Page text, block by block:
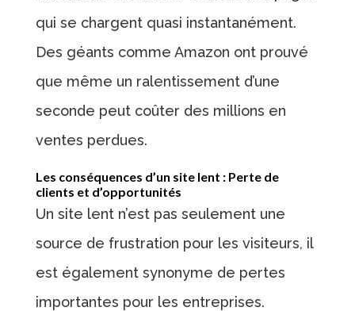
qui se chargent quasi instantanément.
Des géants comme Amazon ont prouvé
que même un ralentissement d’une
seconde peut coûter des millions en
ventes perdues.
Les conséquences d’un site lent : Perte de
clients et d’opportunités
Un site lent n’est pas seulement une
source de frustration pour les visiteurs, il
est également synonyme de pertes
importantes pour les entreprises.